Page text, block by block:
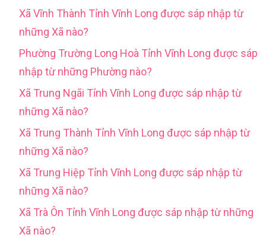
Xã Vĩnh Thành Tỉnh Vĩnh Long được sáp nhập từ
những Xã nào?
Phường Trường Long Hoà Tỉnh Vĩnh Long được sáp
nhập từ những Phường nào?
Xã Trung Ngãi Tỉnh Vĩnh Long được sáp nhập từ
những Xã nào?
Xã Trung Thành Tỉnh Vĩnh Long được sáp nhập từ
những Xã nào?
Xã Trung Hiệp Tỉnh Vĩnh Long được sáp nhập từ
những Xã nào?
Xã Trà Ôn Tỉnh Vĩnh Long được sáp nhập từ những
Xã nào?